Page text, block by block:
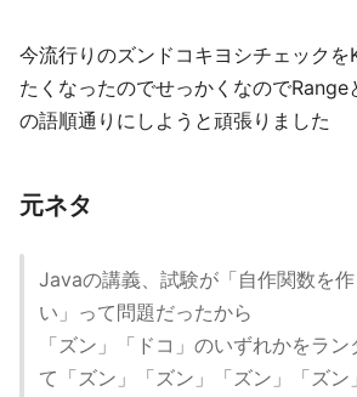
今流行りのズンドコキヨシチェック
たくなったのでせっかくなので
の語順通りにしようと頑張りました
元ネタ
Javaの講義、試験が「自作関数を
い」って問題だったから
「ズン」「ドコ」のいずれかをラ
て「ズン」「ズン」「ズン」「ズン